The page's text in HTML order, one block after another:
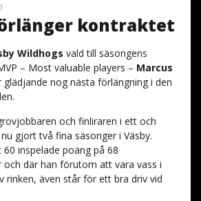
kontraktet
Wildhogs vald till säsongens
– Most valuable players – Marcus
glädjande nog nästa förlängning i den
och finliraren i ett och
gjort två fina säsonger i Väsby.
inspelade poäng på 68
och där han förutom att vara vass i
rinken, även står för ett bra driv vid